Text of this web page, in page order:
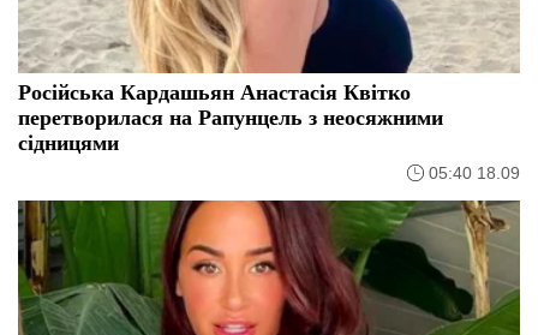
Російська Кардашьян Анастасія Квітко
перетворилася на Рапунцель з неосяжними
сідницями
05:40 18.09